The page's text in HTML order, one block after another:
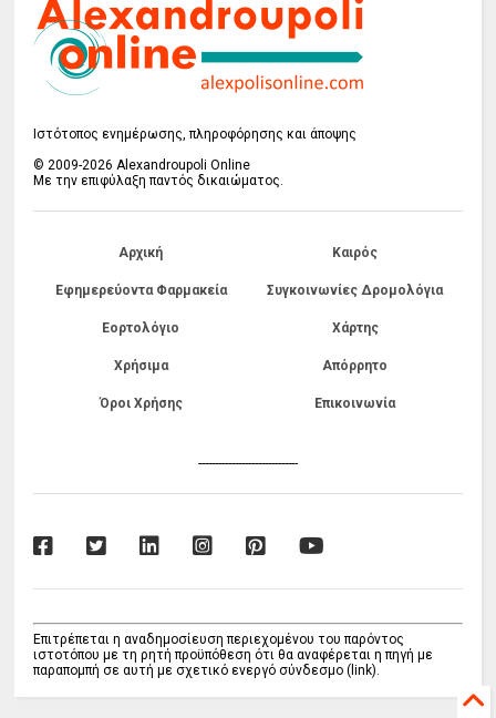
Ιστότοπος ενημέρωσης, πληροφόρησης και άποψης
© 2009-2026 Alexandroupoli Online
Με την επιφύλαξη παντός δικαιώματος.
Αρχική Καιρός
Εφημερεύοντα Φαρμακεία Συγκοινωνίες Δρομολόγια
Εορτολόγιο Χάρτης
Χρήσιμα Απόρρητο
Όροι Χρήσης Επικοινωνία
------------------------------
Επιτρέπεται η αναδημοσίευση περιεχομένου του παρόντος
ιστοτόπου με τη ρητή προϋπόθεση ότι θα αναφέρεται η πηγή με
παραπομπή σε αυτή με σχετικό ενεργό σύνδεσμο (link).